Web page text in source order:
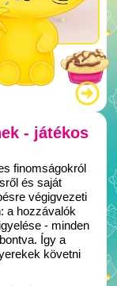
- játékos
finomságokról
és saját
végigvezeti
a hozzávalók
- minden
Így a
követni